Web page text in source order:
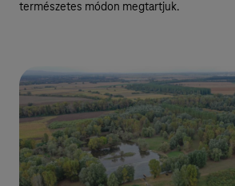
természetes módon megtartjuk.